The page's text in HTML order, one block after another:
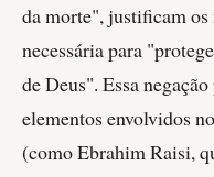
da morte", justificam os
necessária para
de Deus". Essa
elementos envolvidos
(como Ebrahim Raisi,